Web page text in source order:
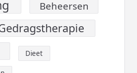
Beheersen
Dieet